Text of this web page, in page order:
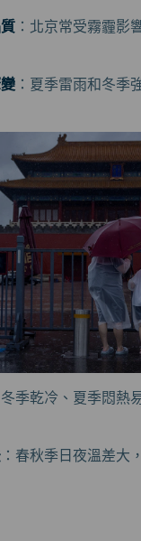
：北京常受霧霾影
：夏季雷雨和冬季
冬季乾冷、夏季悶熱
：春秋季日夜溫差大